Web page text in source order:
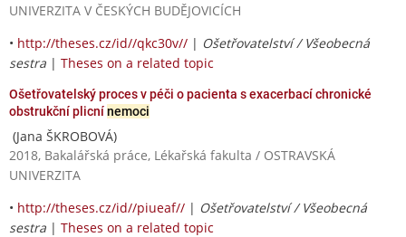
UNIVERZITA V ČESKÝCH BUDĚJOVICÍCH
• http://theses.cz/id//qkc30v// | Ošetřovatelství / Všeobecná
sestra | Theses on a related topic
Ošetřovatelský proces v péči o pacienta s exacerbací chronické
obstrukční plicnínemoci
(Jana ŠKROBOVÁ)
2018, Bakalářská práce, Lékařská fakulta / OSTRAVSKÁ
UNIVERZITA
• http://theses.cz/id//piueaf// | Ošetřovatelství / Všeobecná
sestra | Theses on a related topic